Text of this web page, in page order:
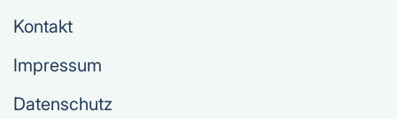
Kontakt
Impressum
Datenschutz